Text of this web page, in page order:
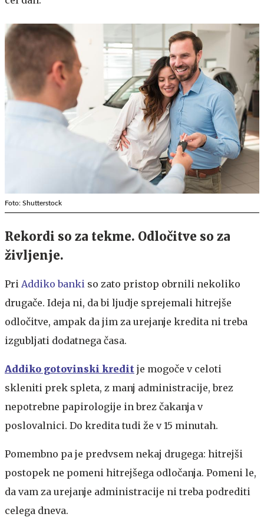
Foto: Shutterstock
Rekordi so za tekme. Odločitve so za
življenje.
Pri Addiko banki so zato pristop obrnili nekoliko
drugače. Ideja ni, da bi ljudje sprejemali hitrejše
odločitve, ampak da jim za urejanje kredita ni treba
izgubljati dodatnega časa.
Addiko gotovinski kredit je mogoče v celoti
skleniti prek spleta, z manj administracije, brez
nepotrebne papirologije in brez čakanja v
poslovalnici. Do kredita tudi že v 15 minutah.
Pomembno pa je predvsem nekaj drugega: hitrejši
postopek ne pomeni hitrejšega odločanja. Pomeni le,
da vam za urejanje administracije ni treba podrediti
celega dneva.